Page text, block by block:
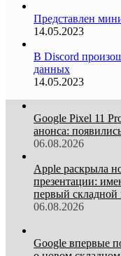
Представлен
14.05.2023
В Discord
данных
14.05.2023
Google Pixel 11
анонса:
06.08.2026
Apple раскрыла
презентации:
первый складной
06.08.2026
Google впервые